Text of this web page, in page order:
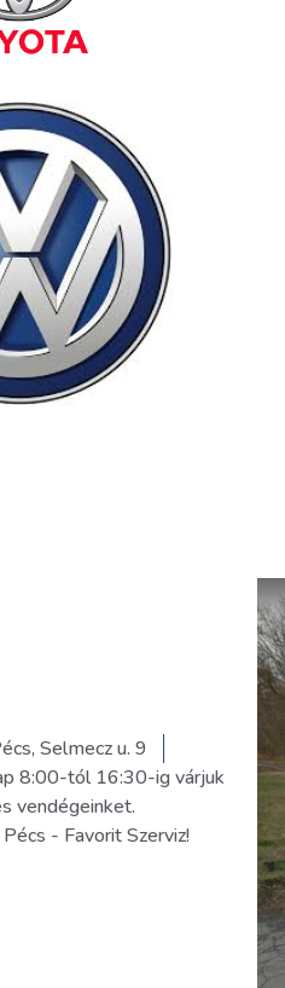
Selmecz u. 9
8:00-tól 16:30-ig várjuk
vendégeinket.
- Favorit Szerviz!